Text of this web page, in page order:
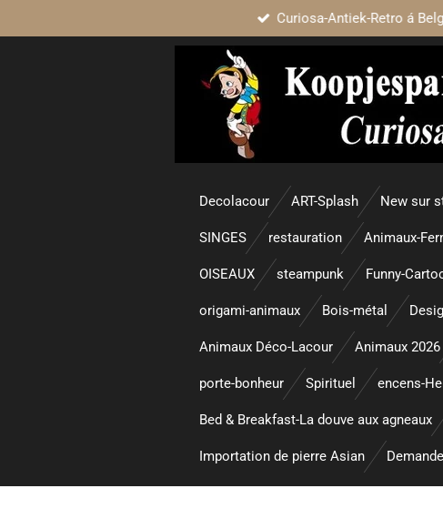
Curiosa-Antiek-Retro á
Decolacour ART-Splash New sur
SINGES restauration Animaux-
OISEAUX steampunk Funny-
origami-animaux Bois-métal
Animaux Déco-Lacour Animaux 2026
porte-bonheur Spirituel encens-
Bed & Breakfast-La douve aux agneaux
Importation de pierre Asian